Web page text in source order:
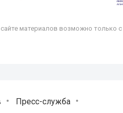
материалов возможно только
Пресс-служба